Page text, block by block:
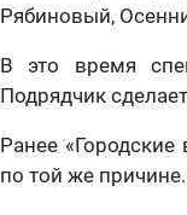
Рябиновый,
В это время
Подрядчик
Ранее «Городские
по той же причине.